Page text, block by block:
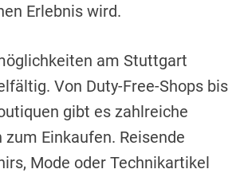
Erlebnis wird.
am Stuttgart
Von Duty-Free-Shops bis
gibt es zahlreiche
zum Einkaufen. Reisende
Mode oder Technikartikel